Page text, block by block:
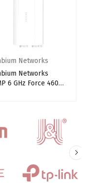
Networks
Networks
6 GHz Force 4600C